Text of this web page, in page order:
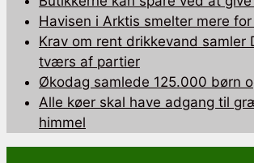
Havisen i Arktis smelter mere
Krav om rent drikkevand samler
tværs af partier
Økodag samlede 125.000 børn
Alle køer skal have adgang til
himmel